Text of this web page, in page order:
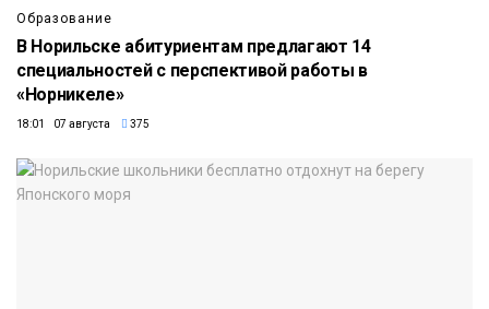
Образование
В Норильске абитуриентам предлагают 14
специальностей с перспективой работы в
«Норникеле»
18:01 07 августа 375